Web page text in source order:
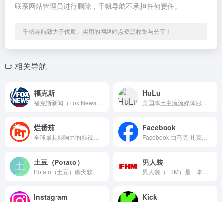
联系网站管理员进行删除，千帆导航不承担任何责任。
千帆导航致力于优质、实用的网络站点资源收集与分享！
相关导航
福克斯 HuLu
烂番茄 Facebook
土豆（Potato） 男人装
Instagram Kick